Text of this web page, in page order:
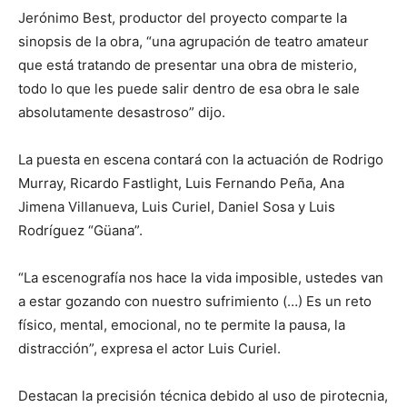
Jerónimo Best, productor del proyecto comparte la
sinopsis de la obra, “una agrupación de teatro amateur
que está tratando de presentar una obra de misterio,
todo lo que les puede salir dentro de esa obra le sale
absolutamente desastroso” dijo.
La puesta en escena contará con la actuación de Rodrigo
Murray, Ricardo Fastlight, Luis Fernando Peña, Ana
Jimena Villanueva, Luis Curiel, Daniel Sosa y Luis
Rodríguez “Güana”.
“La escenografía nos hace la vida imposible, ustedes van
a estar gozando con nuestro sufrimiento (…) Es un reto
físico, mental, emocional, no te permite la pausa, la
distracción”, expresa el actor Luis Curiel.
Destacan la precisión técnica debido al uso de pirotecnia,